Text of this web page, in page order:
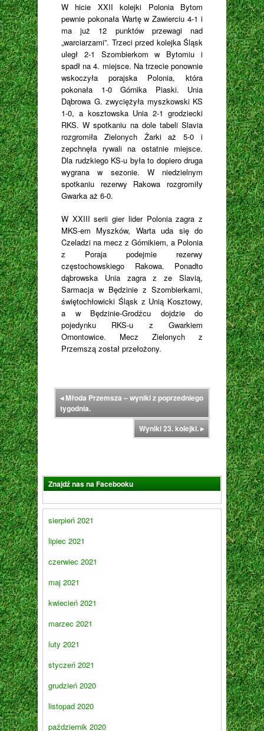
W hicie XXII kolejki Polonia Bytom
pewnie pokonała Wartę w Zawierciu 4-1 i
ma już 12 punktów przewagi nad
„warciarzami”. Trzeci przed kolejka Śląsk
uległ 2-1 Szombierkom w Bytomiu i
spadł na 4. miejsce. Na trzecie ponownie
wskoczyła porajska Polonia, która
pokonała 1-0 Górnika Piaski. Unia
Dąbrowa G. zwyciężyła myszkowski KS
1-0, a kosztowska Unia 2-1 grodziecki
RKS. W spotkaniu na dole tabeli Slavia
rozgromiła Zielonych Żarki aż 5-0 i
zepchnęła rywali na ostatnie miejsce.
Dla rudzkiego KS-u była to dopiero druga
wygrana w sezonie. W niedzielnym
spotkaniu rezerwy Rakowa rozgromiły
Gwarka aż 6-0.
W XXIII serii gier lider Polonia zagra z
MKS-em Myszków, Warta uda się do
Czeladzi na mecz z Górnikiem, a Polonia
z Poraja podejmie rezerwy
częstochowskiego Rakowa. Ponadto
dąbrowska Unia zagra z ze Slavią,
Sarmacja w Będzinie z Szombierkami,
świętochłowicki Śląsk z Unią Kosztowy,
a w Będzinie-Grodźcu dojdzie do
pojedynku RKS-u z Gwarkiem
Ornontowice. Mecz Zielonych z
Przemszą został przełożony.
◂Młoda Przemsza – wyniki z poprzedniego
tygodnia.
Wyniki 23. kolejki.▸
Znajdź nas na Facebooku
sierpień 2021
lipiec 2021
czerwiec 2021
maj 2021
kwiecień 2021
marzec 2021
luty 2021
styczeń 2021
grudzień 2020
listopad 2020
październik 2020